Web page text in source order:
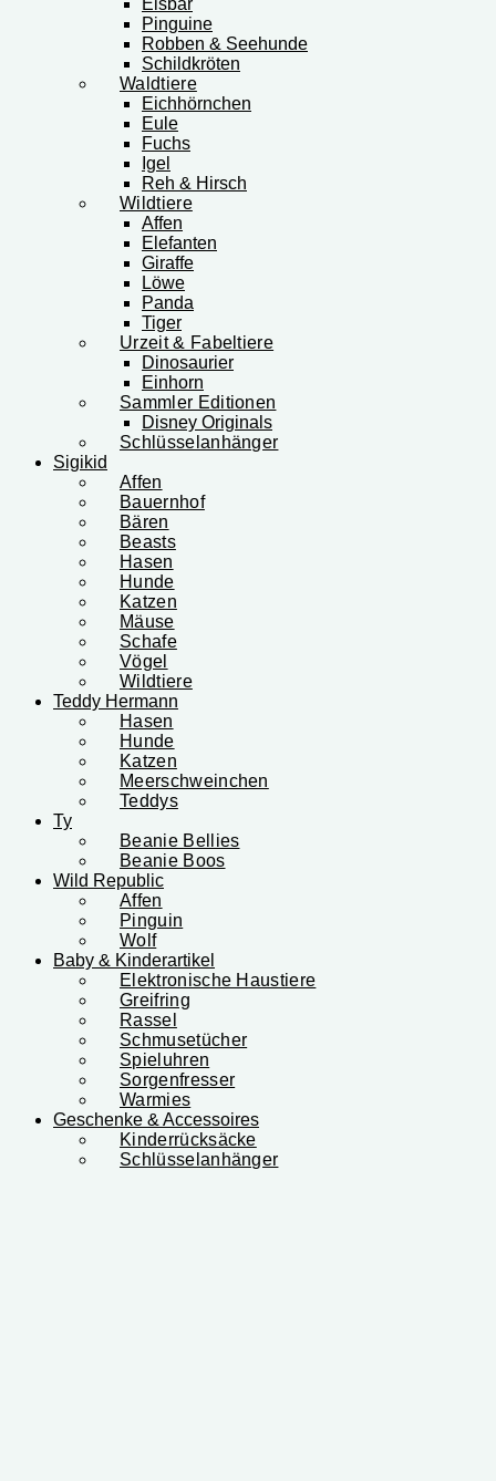
Eisbär
Pinguine
Robben & Seehunde
Schildkröten
Waldtiere
Eichhörnchen
Eule
Fuchs
Igel
Reh & Hirsch
Wildtiere
Affen
Elefanten
Giraffe
Löwe
Panda
Tiger
Urzeit & Fabeltiere
Dinosaurier
Einhorn
Sammler Editionen
Disney Originals
Schlüsselanhänger
Sigikid
Affen
Bauernhof
Bären
Beasts
Hasen
Hunde
Katzen
Mäuse
Schafe
Vögel
Wildtiere
Teddy Hermann
Hasen
Hunde
Katzen
Meerschweinchen
Teddys
Ty
Beanie Bellies
Beanie Boos
Wild Republic
Affen
Pinguin
Wolf
Baby & Kinderartikel
Elektronische Haustiere
Greifring
Rassel
Schmusetücher
Spieluhren
Sorgenfresser
Warmies
Geschenke & Accessoires
Kinderrücksäcke
Schlüsselanhänger